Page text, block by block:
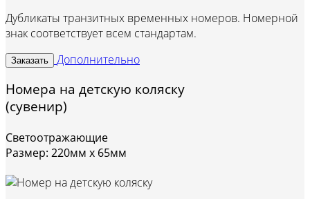
Дубликаты транзитных временных номеров. Номерной
знак соответствует всем стандартам.
Заказать Дополнительно
Номера на детскую коляску
(сувенир)
Светоотражающие
Размер: 220мм х 65мм